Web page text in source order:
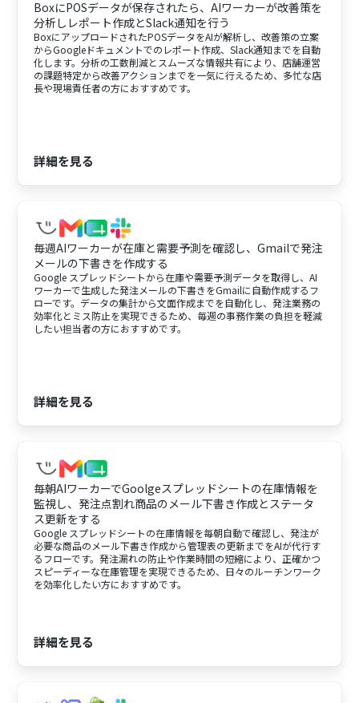
BoxにPOSデータが保存されたら、AIワーカーが改善策を
分析しレポート作成とSlack通知を行う
BoxにアップロードされたPOSデータをAIが解析し、改善策の立案
からGoogleドキュメントでのレポート作成、Slack通知までを自動
化します。分析の工数削減とスムーズな情報共有により、店舗運営
の課題特定から改善アクションまでを一気に行えるため、多忙な店
長や現場責任者の方におすすめです。
詳細を見る
毎週AIワーカーが在庫と需要予測を確認し、Gmailで発注
メールの下書きを作成する
Google スプレッドシートから在庫や需要予測データを取得し、AI
ワーカーで生成した発注メールの下書きをGmailに自動作成するフ
ローです。データの集計から文面作成までを自動化し、発注業務の
効率化とミス防止を実現できるため、毎週の事務作業の負担を軽減
したい担当者の方におすすめです。
詳細を見る
毎朝AIワーカーでGoolgeスプレッドシートの在庫情報を
監視し、発注点割れ商品のメール下書き作成とステータ
ス更新をする
Google スプレッドシートの在庫情報を毎朝自動で確認し、発注が
必要な商品のメール下書き作成から管理表の更新までをAIが代行す
るフローです。発注漏れの防止や作業時間の短縮により、正確かつ
スピーディーな在庫管理を実現できるため、日々のルーチンワーク
を効率化したい方におすすめです。
詳細を見る